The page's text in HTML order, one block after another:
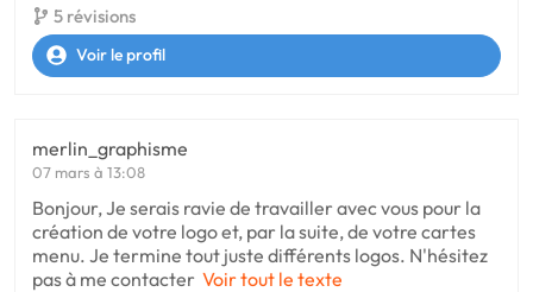
5 révisions
Voir le profil
merlin_graphisme
07 mars à 13:08
Bonjour, Je serais ravie de travailler avec vous pour la
création de votre logo et, par la suite, de votre cartes
menu. Je termine tout juste différents logos. N'hésitez
pas à me contacter Voir tout le texte